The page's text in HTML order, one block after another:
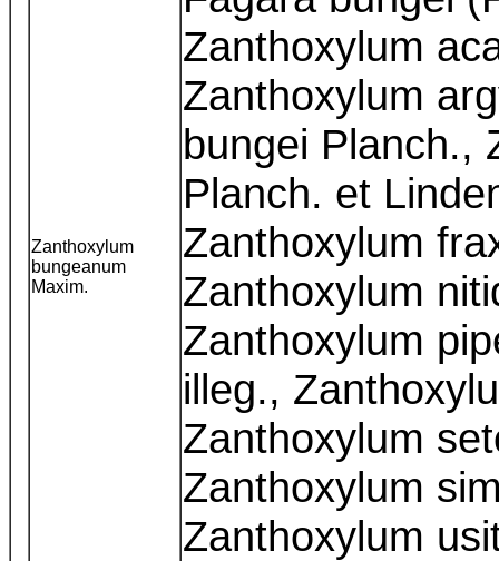
Zanthoxylum
bungeanum
Maxim.
Zanthoxylum
Zanthoxylum
bungei Planch.,
Planch. et
Zanthoxylum
Zanthoxylum
Zanthoxylum
illeg.,
Zanthoxylum
Zanthoxylum
Zanthoxylum